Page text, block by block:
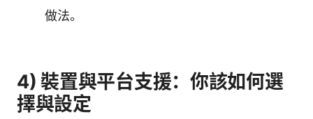
做法。
4) 裝置與平台支援：你該如何選
擇與設定